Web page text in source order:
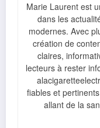
Marie Laurent est
dans les
modernes. Avec
création de
claires,
lecteurs à rester
fiables et
allant de la